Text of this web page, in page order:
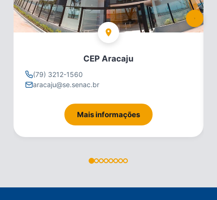
CEP Aracaju
(79) 3212-1560
aracaju@se.senac.br
Mais informações